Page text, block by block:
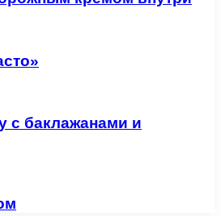
с баклажанами и